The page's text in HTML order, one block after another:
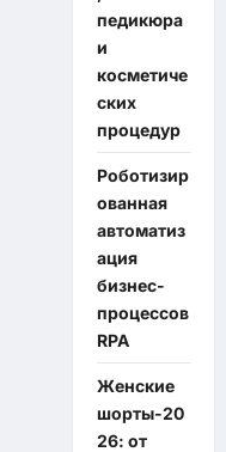
педикюра
и
косметиче
ских
процедур
Роботизир
ованная
автоматиз
ация
бизнес-
процессов
RPA
Женские
шорты-20
26: от